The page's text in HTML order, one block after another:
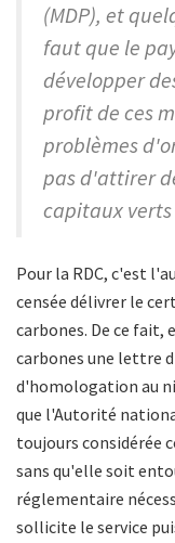
(MDP), et
faut que le
développer
profit de ces
problèmes
pas d'attirer
capitaux verts
Pour la RDC, c'est
censée délivrer le
carbones. De ce
carbones une lettre
d'homologation au
que l'Autorité
toujours considérée
sans qu'elle soit
réglementaire
sollicite le service